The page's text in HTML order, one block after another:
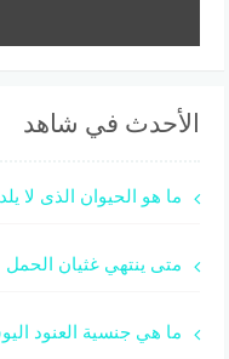
الأحدث في شاهد
ما هو الحيوان الذى لا
متى ينتهي غثيان الحمل
ما هي جنسية العنود